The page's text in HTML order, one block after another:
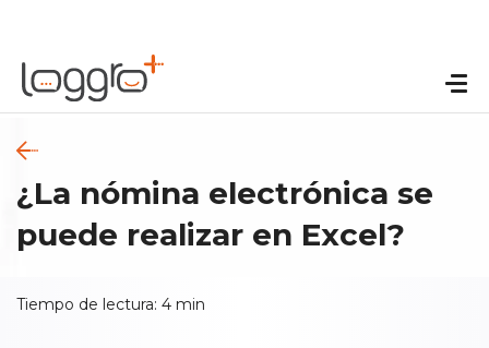
¿La nómina electrónica se
puede realizar en Excel?
Tiempo de lectura: 4 min